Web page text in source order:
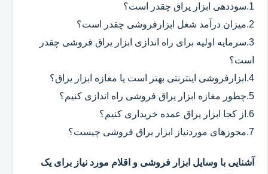
1.سوددهی ابزار یراق چقدر است؟
2.میزان درآمد شغل ابزارفروشی چقدر است؟
3.سرمایه اولیه برای راه اندازی ابزار یراق فروشی چقدر
است؟
4.ابزارفروشی اینترنتی بهتر است یا مغازه ابزار یراق؟
5.چطور مغازه ابزار یراق فروشی راه اندازی کنیم؟
6.از کجا ابزار یراق عمده خریداری کنیم؟
7.مجوزهای موردنیاز ابزار یراق فروشی چیست؟
آشنایی با وسایل ابزار فروشی و اقلام مورد نیاز برای یک